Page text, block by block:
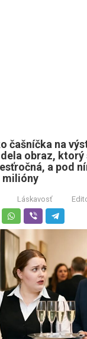
čašníčka na
obraz, ktorý
a pod
milióny
Láskavosť